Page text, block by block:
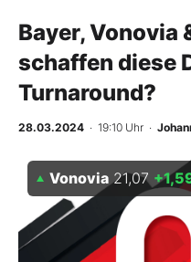
Finanz-Check
Experten
Mein B:O
Bayer, Vonovia
schaffen diese
Turnaround?
28.03.2024 · 19:10 Uhr ·
Vonovia 21,07